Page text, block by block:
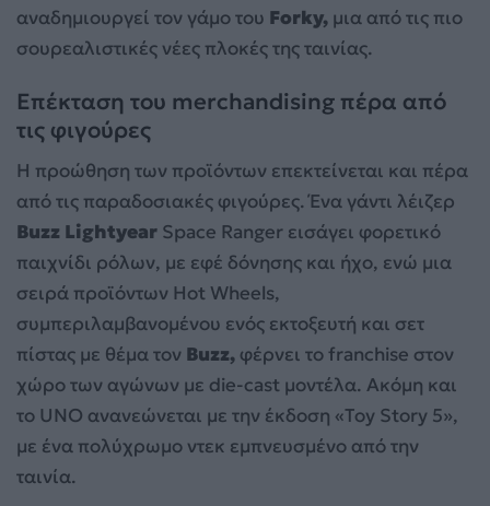
αναδημιουργεί τον γάμο του Forky, μια από τις πιο
σουρεαλιστικές νέες πλοκές της ταινίας.
Επέκταση του merchandising πέρα από
τις φιγούρες
Η προώθηση των προϊόντων επεκτείνεται και πέρα
από τις παραδοσιακές φιγούρες. Ένα γάντι λέιζερ
Buzz Lightyear Space Ranger εισάγει φορετικό
παιχνίδι ρόλων, με εφέ δόνησης και ήχο, ενώ μια
σειρά προϊόντων Hot Wheels,
συμπεριλαμβανομένου ενός εκτοξευτή και σετ
πίστας με θέμα τον Buzz, φέρνει το franchise στον
χώρο των αγώνων με die-cast μοντέλα. Ακόμη και
το UNO ανανεώνεται με την έκδοση «Toy Story 5»,
με ένα πολύχρωμο ντεκ εμπνευσμένο από την
ταινία.